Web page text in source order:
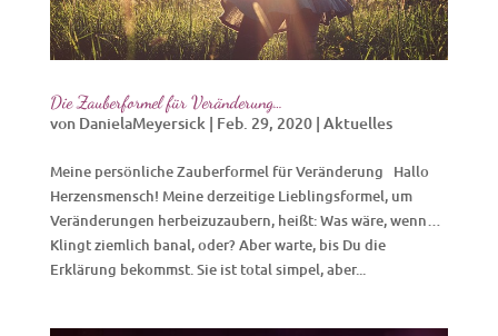
Die Zauberformel für Veränderung…
von DanielaMeyersick | Feb. 29, 2020| Aktuelles
Meine persönliche Zauberformel für Veränderung Hallo
Herzensmensch! Meine derzeitige Lieblingsformel, um
Veränderungen herbeizuzaubern, heißt: Was wäre, wenn…
Klingt ziemlich banal, oder? Aber warte, bis Du die
Erklärung bekommst. Sie ist total simpel, aber...